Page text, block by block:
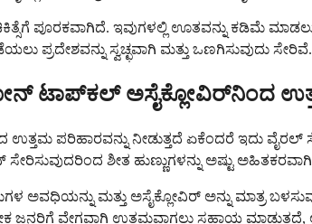
ಪೂರಕವಾಗಿದೆ. ಇವುಗಳಲ್ಲಿ ಊತವನ್ನು ಕಡಿಮೆ
ಪ್ರದೇಶವನ್ನು ಸ್ವಚ್ಛವಾಗಿ ಮತ್ತು ಒಣಗಿಸುವುದು ಸೇರಿವೆ.
ಟಾಪ್‌ಕಲ್ ಅಸೈಕ್ಲೋವಿರ್‌ನಿಂದ
ಪರಿಹಾರವನ್ನು ನೀಡುತ್ತದೆ ಏಕೆಂದರೆ ಇದು
ಶೀತ ಹುಣ್ಣುಗಳನ್ನು ಅಷ್ಟು
ಅವಧಿಯನ್ನು ಮತ್ತು ಅಸೈಕ್ಲೋವಿರ್ ಅನ್ನು ಮಾತ್ರ
ವೇಗವಾಗಿ ಉತ್ತಮವಾಗಲು ಸಹಾಯ ಮಾಡುತ್ತದೆ,